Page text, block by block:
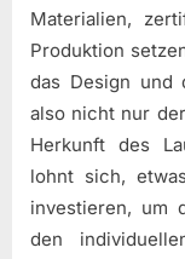
Materialien,
Produktion
das Design und
also nicht nur
Herkunft des
lohnt sich,
investieren, um
den